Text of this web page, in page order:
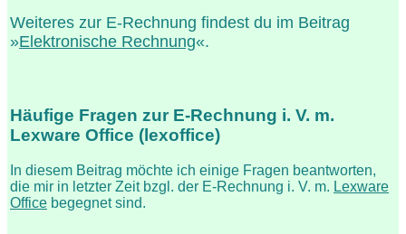
Weiteres zur E-Rechnung findest du im Beitrag
»Elektronische Rechnung«.
Häufige Fragen zur E-Rechnung i. V. m.
Lexware Office (lexoffice)
In diesem Beitrag möchte ich einige Fragen beantworten,
die mir in letzter Zeit bzgl. der E-Rechnung i. V. m. Lexware
Office begegnet sind.